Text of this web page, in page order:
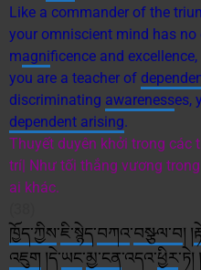
Like a commander of the
your omniscient mind has
magnificence and
you are a teacher of
discriminating awarenesses,
dependent arising.
Thuyết duyên khởi trong các
trí| Như tối thắng vương
ai khác.
ཁྱོད་ཀྱིས་ཇི་སྙེད་བཀའ་བསྩལ་བ། །
འཇུག །དེ་ཡང་མྱ་ངན་འདའ་ཕྱིར་ཏེ།